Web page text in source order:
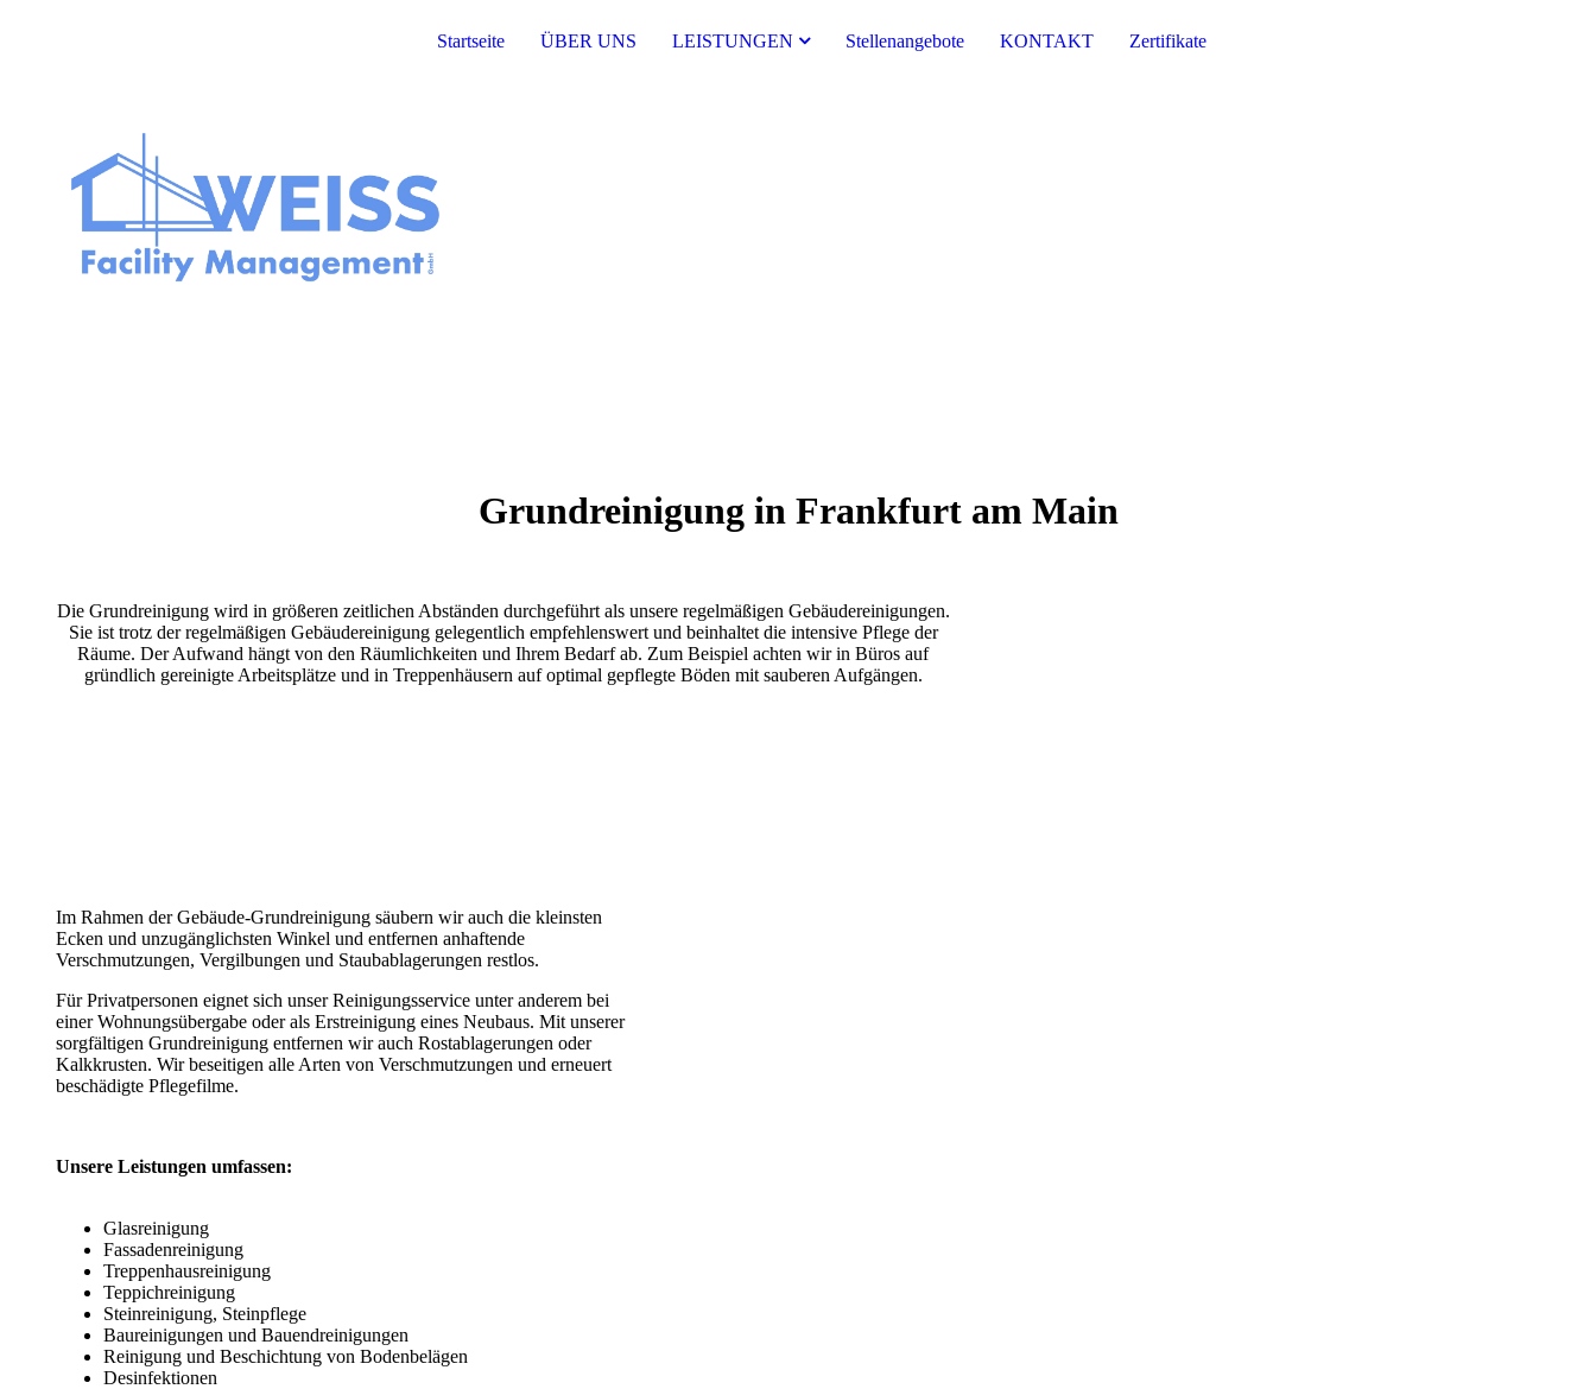
Startseite ÜBER UNS LEISTUNGEN Stellenangebote KONTAKT Zertifikate
Grund­reinigung in Frankfurt am Main
Die Grundreinigung wird in größeren zeitlichen Abständen durchgeführt als unsere regelmäßigen Gebäudereinigungen.
Sie ist trotz der regelmäßigen Gebäudereinigung gelegentlich empfehlenswert und beinhaltet die intensive Pflege der
Räume. Der Aufwand hängt von den Räumlichkeiten und Ihrem Bedarf ab. Zum Beispiel achten wir in Büros auf
gründlich gereinigte Arbeitsplätze und in Treppenhäusern auf optimal gepflegte Böden mit sauberen Aufgängen.
Im Rahmen der Gebäude-Grundreinigung säubern wir auch die kleinsten
Ecken und unzugänglichsten Winkel und entfernen anhaftende
Verschmutzungen, Vergilbungen und Staubablagerungen restlos.
Für Privatpersonen eignet sich unser Reinigungsservice unter anderem bei
einer Wohnungsübergabe oder als Erstreinigung eines Neubaus. Mit unserer
sorgfältigen Grundreinigung entfernen wir auch Rostablagerungen oder
Kalkkrusten. Wir beseitigen alle Arten von Verschmutzungen und erneuert
beschädigte Pflegefilme.
Unsere Leistungen umfassen:
Glasreinigung
Fassadenreinigung
Treppenhausreinigung
Teppichreinigung
Steinreinigung, Steinpflege
Baureinigungen und Bauendreinigungen
Reinigung und Beschichtung von Bodenbelägen
Desinfektionen